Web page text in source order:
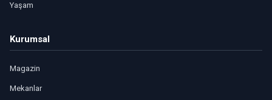
Yaşam
Kurumsal
Magazin
Mekanlar